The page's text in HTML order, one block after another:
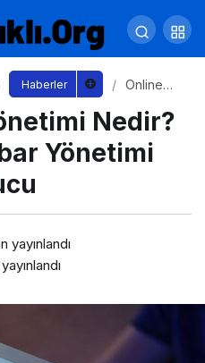
Haberler
Online
Yönetimi
Nedir?
Etkili
Online
Nedir?
Yönetimi
yayınlandı
yayınlandı
İçerik Üretimi İçin 10